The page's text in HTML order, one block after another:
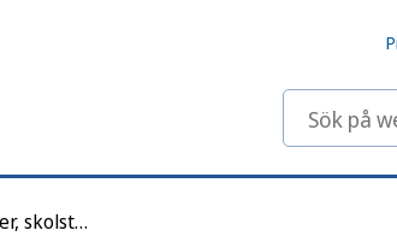
Sök på
Skolprestationer, skolstress och psykisk ohälsa bland tonåringar